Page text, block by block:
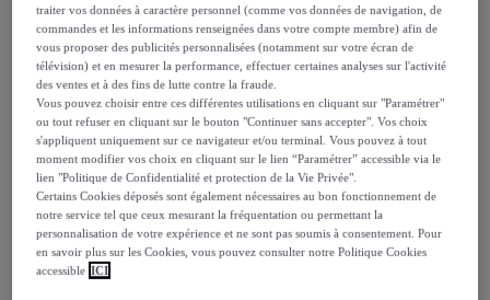
Reprise possible de votre ancien produit,
voir les conditions.
Vendu parMACABANE
Livraison
traiter vos données à caractère personnel (comme vos données de navigation, de
commandes et les informations renseignées dans votre compte membre) afin de
vous proposer des publicités personnalisées (notamment sur votre écran de
télévision) et en mesurer la performance, effectuer certaines analyses sur l'activité
des ventes et à des fins de lutte contre la fraude.
Vous pouvez choisir entre ces différentes utilisations en cliquant sur "Paramétrer"
ou tout refuser en cliquant sur le bouton "Continuer sans accepter". Vos choix
s'appliquent uniquement sur ce navigateur et/ou terminal. Vous pouvez à tout
moment modifier vos choix en cliquant sur le lien “Paramétrer” accessible via le
lien "Politique de Confidentialité et protection de la Vie Privée".
Certains Cookies déposés sont également nécessaires au bon fonctionnement de
notre service tel que ceux mesurant la fréquentation ou permettant la
personnalisation de votre expérience et ne sont pas soumis à consentement. Pour
en savoir plus sur les Cookies, vous pouvez consulter notre Politique Cookies
accessible ICI